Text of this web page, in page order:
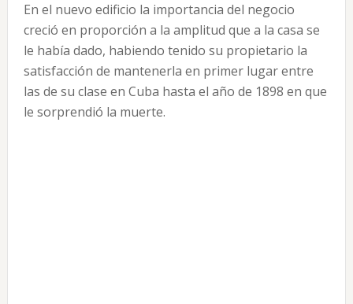
En el nuevo edificio la importancia del negocio
creció en proporción a la amplitud que a la casa se
le había dado, habiendo tenido su propietario la
satisfacción de mantenerla en primer lugar entre
las de su clase en Cuba hasta el año de 1898 en que
le sorprendió la muerte.